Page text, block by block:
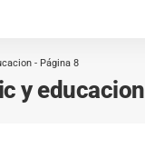
- Página 8
y educacion